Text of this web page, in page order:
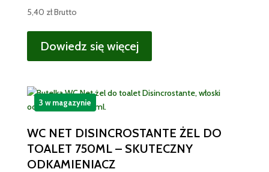
5,40 złBrutto
Dowiedz się więcej
WC NET DISINCROSTANTE ŻEL DO
TOALET 750ML – SKUTECZNY
ODKAMIENIACZ
3 w magazynie